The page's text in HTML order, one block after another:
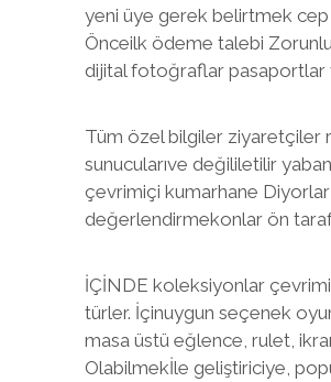
yeni üye gerek belirtmek
Önceilk ödeme talebi
dijital fotoğraflar pasaportlar
Tüm özel bilgiler ziyaretçiler
sunucularıve değililetilir
çevrimiçi kumarhane
değerlendirmekonlar ön
İÇİNDE koleksiyonlar
türler. İçinuygun seçenek
masa üstü eğlence, rulet,
Olabilmekİle geliştiriciye,